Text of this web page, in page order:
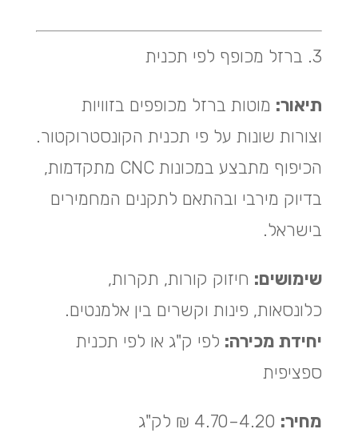
3. ברזל מכופף לפי תכנית
תיאור: מוטות ברזל מכופפים בזוויות
וצורות שונות על פי תכנית הקונסטרוקטור.
הכיפוף מתבצע במכונות CNC מתקדמות,
בדיוק מירבי ובהתאם לתקנים המחמירים
בישראל.
שימושים: חיזוק קורות, תקרות,
כלונסאות, פינות וקשרים בין אלמנטים.
יחידת מכירה: לפי ק"ג או לפי תכנית
ספציפית
מחיר: